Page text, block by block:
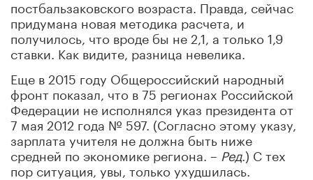
постбальзаковского возраста. Правда, сейчас
придумана новая методика расчета, и
получилось, что вроде бы не 2,1, а только 1,9
ставки. Как видите, разница невелика.
Еще в 2015 году Общероссийский народный
фронт показал, что в 75 регионах Российской
Федерации не исполнялся указ президента от
7 мая 2012 года № 597. (Согласно этому указу,
зарплата учителя не должна быть ниже
средней по экономике региона. – Ред.) С тех
пор ситуация, увы, только ухудшилась.